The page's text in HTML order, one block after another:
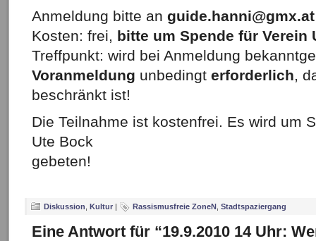
Anmeldung bitte an guide.hanni@gmx.at
Kosten: frei, bitte um Spende für Verein
Treffpunkt: wird bei Anmeldung
Voranmeldung unbedingt erforderlich,
beschränkt ist!
Die Teilnahme ist kostenfrei. Es wird um
Ute Bock
gebeten!
Diskussion Kultur | Rassismusfreie ZoneN Stadtspaziergang
Eine Antwort für “19.9.2010 14 Uhr: